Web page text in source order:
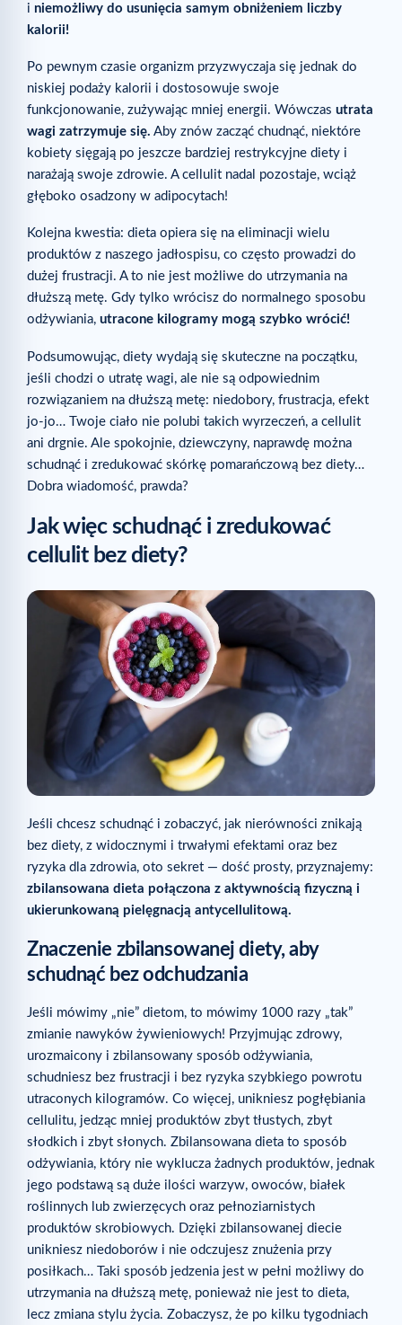
i niemożliwy do usunięcia samym obniżeniem liczby
kalorii!
Po pewnym czasie organizm przyzwyczaja się jednak do
niskiej podaży kalorii i dostosowuje swoje
funkcjonowanie, zużywając mniej energii. Wówczas utrata
wagi zatrzymuje się. Aby znów zacząć chudnąć, niektóre
kobiety sięgają po jeszcze bardziej restrykcyjne diety i
narażają swoje zdrowie. A cellulit nadal pozostaje, wciąż
głęboko osadzony w adipocytach!
Kolejna kwestia: dieta opiera się na eliminacji wielu
produktów z naszego jadłospisu, co często prowadzi do
dużej frustracji. A to nie jest możliwe do utrzymania na
dłuższą metę. Gdy tylko wrócisz do normalnego sposobu
odżywiania, utracone kilogramy mogą szybko wrócić!
Podsumowując, diety wydają się skuteczne na początku,
jeśli chodzi o utratę wagi, ale nie są odpowiednim
rozwiązaniem na dłuższą metę: niedobory, frustracja, efekt
jo-jo… Twoje ciało nie polubi takich wyrzeczeń, a cellulit
ani drgnie. Ale spokojnie, dziewczyny, naprawdę można
schudnąć i zredukować skórkę pomarańczową bez diety…
Dobra wiadomość, prawda?
Jak więc schudnąć i zredukować
cellulit bez diety?
Jeśli chcesz schudnąć i zobaczyć, jak nierówności znikają
bez diety, z widocznymi i trwałymi efektami oraz bez
ryzyka dla zdrowia, oto sekret — dość prosty, przyznajemy:
zbilansowana dieta połączona z aktywnością fizyczną i
ukierunkowaną pielęgnacją antycellulitową.
Znaczenie zbilansowanej diety, aby
schudnąć bez odchudzania
Jeśli mówimy „nie” dietom, to mówimy 1000 razy „tak”
zmianie nawyków żywieniowych! Przyjmując zdrowy,
urozmaicony i zbilansowany sposób odżywiania,
schudniesz bez frustracji i bez ryzyka szybkiego powrotu
utraconych kilogramów. Co więcej, unikniesz pogłębiania
cellulitu, jedząc mniej produktów zbyt tłustych, zbyt
słodkich i zbyt słonych. Zbilansowana dieta to sposób
odżywiania, który nie wyklucza żadnych produktów, jednak
jego podstawą są duże ilości warzyw, owoców, białek
roślinnych lub zwierzęcych oraz pełnoziarnistych
produktów skrobiowych. Dzięki zbilansowanej diecie
unikniesz niedoborów i nie odczujesz znużenia przy
posiłkach… Taki sposób jedzenia jest w pełni możliwy do
utrzymania na dłuższą metę, ponieważ nie jest to dieta,
lecz zmiana stylu życia. Zobaczysz, że po kilku tygodniach